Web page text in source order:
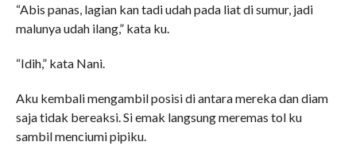
“Abis panas, lagian kan tadi udah pada liat di sumur, jadi
malunya udah ilang,” kata ku.
“Idih,” kata Nani.
Aku kembali mengambil posisi di antara mereka dan diam
saja tidak bereaksi. Si emak langsung meremas tol ku
sambil menciumi pipiku.